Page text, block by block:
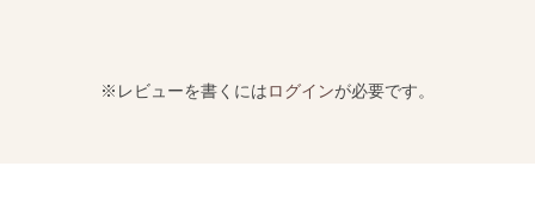
※レビューを書くにはログインが必要です。